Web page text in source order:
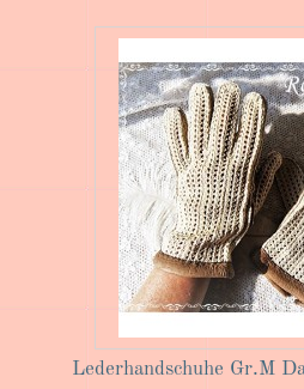
Lederhandschuhe Gr.M